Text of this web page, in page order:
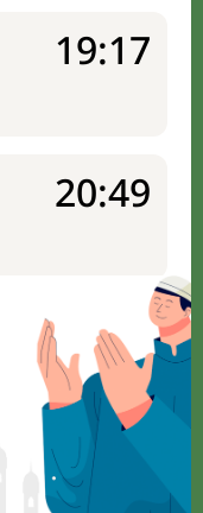
19:17
20:49